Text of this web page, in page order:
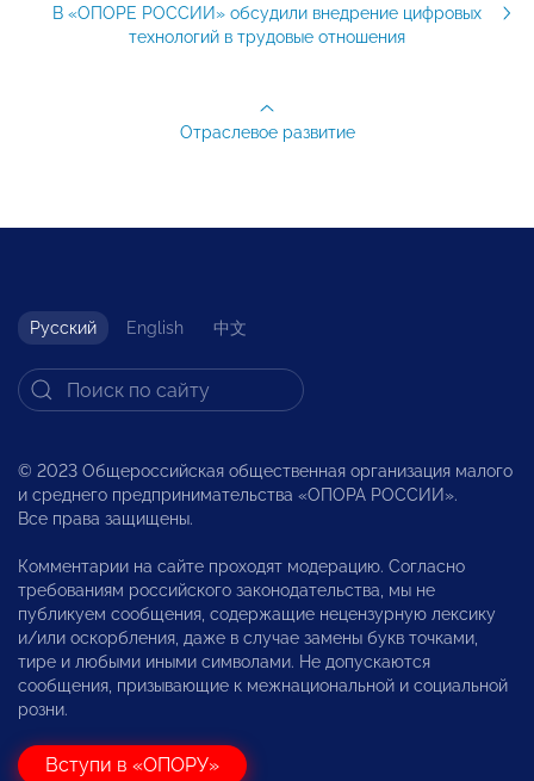
В «ОПОРЕ РОССИИ» обсудили внедрение цифровых
технологий в трудовые отношения
Отраслевое развитие
Русский English 中文
© 2023 Общероссийская общественная организация малого
и среднего предпринимательства «ОПОРА РОССИИ».
Все права защищены.
Комментарии на сайте проходят модерацию. Согласно
требованиям российского законодательства, мы не
публикуем сообщения, содержащие нецензурную лексику
и/или оскорбления, даже в случае замены букв точками,
тире и любыми иными символами. Не допускаются
сообщения, призывающие к межнациональной и социальной
розни.
Вступи в «ОПОРУ»